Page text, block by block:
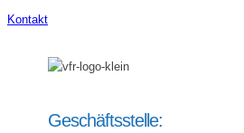
Kontakt
Geschäftsstelle: